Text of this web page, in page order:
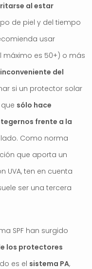
al estar
de piel y del tiempo
usar
máximo es 50+) o más
del
si un protector solar
sólo hace
frente a la
lado. Como norma
que aporta un
UVA, ten en cuenta
ser una tercera
SPF han surgido
los protectores
es el sistema PA,